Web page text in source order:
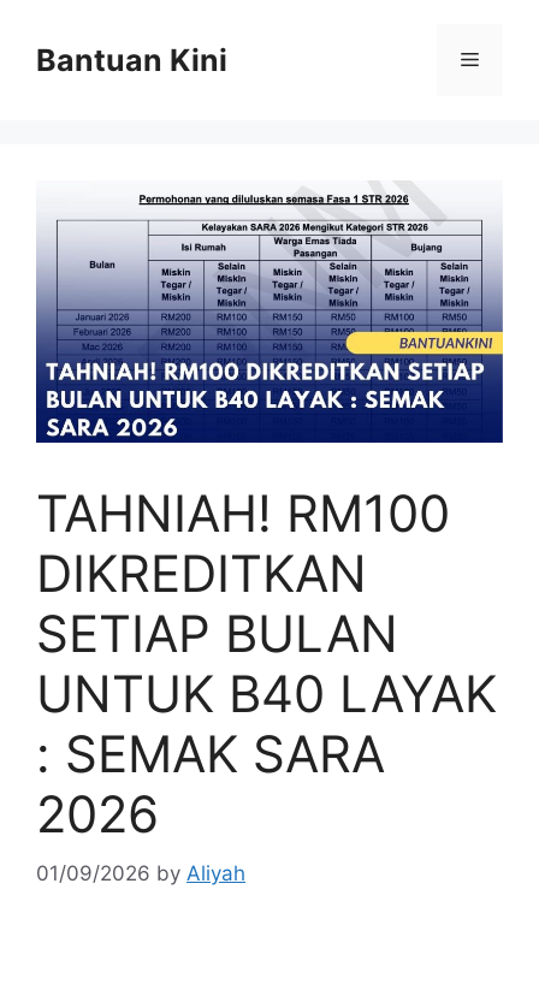
contentBantuan Kini Menu
TAHNIAH! RM100
DIKREDITKAN
SETIAP BULAN
UNTUK B40 LAYAK
: SEMAK SARA
2026
01/09/2026 by Aliyah